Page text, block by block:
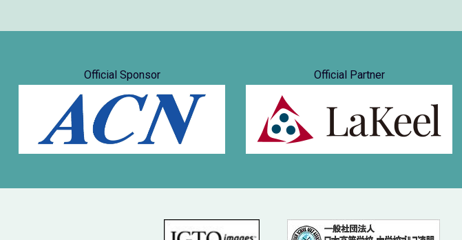
Official Sponsor Official Partner